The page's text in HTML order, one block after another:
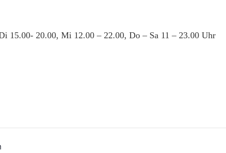
15.00- 20.00, Mi 12.00 – 22.00, Do – Sa 11 – 23.00 Uhr